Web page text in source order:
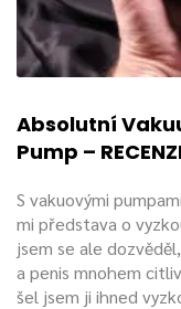
Absolutní
Pump –
S vakuovými
mi představa o
jsem se ale
a penis mnohem
šel jsem ji ihned